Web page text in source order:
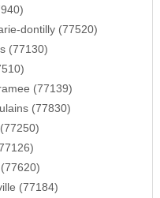
dontilly (77520)
(77130)
(77139)
(77830)
(77184)